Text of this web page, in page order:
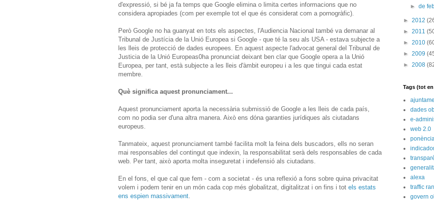
d'expressió, si bé ja fa temps que Google elimina o limita certes informacions que no
considera apropiades (com per exemple tot el que és considerat com a pornogràfic).
Però Google no ha guanyat en tots els aspectes, l'Audiencia Nacional també va demanar al
Tribunal de Justícia de la Unió Europea si Google - que té la seu als USA - estava subjecte a
les lleis de protecció de dades europees. En aquest aspecte l'advocat general del Tribunal de
Justicia de la Unió Europeas0ha pronunciat deixant ben clar que Google opera a la Unió
Europea, per tant, està subjecte a les lleis d'àmbit europeu i a les que tingui cada estat
membre.
Què significa aquest pronunciament...
Aquest pronunciament aporta la necessària submissió de Google a les lleis de cada país,
com no podia ser d'una altra manera. Això ens dóna garanties jurídiques als ciutadans
europeus.
Tanmateix, aquest pronunciament també facilita molt la feina dels buscadors, ells no seran
mai responsables del contingut que indexin, la responsabilitat serà dels responsables de cada
web. Per tant, això aporta molta inseguretat i indefensió als ciutadans.
En el fons, el que cal que fem - com a societat - és una reflexió a fons sobre quina privacitat
volem i podem tenir en un món cada cop més globalitzat, digitalitzat i on fins i tot els estats
ens espien massivament
►de
► 2012
► 2011
► 2010
► 2009
► 2008
Tags (tot
dades
e-
web 2.0
alexa
traffic
govern